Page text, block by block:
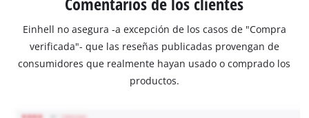
Einhell no asegura -a excepción de los casos de "Compra
verificada"- que las reseñas publicadas provengan de
consumidores que realmente hayan usado o comprado los
productos.